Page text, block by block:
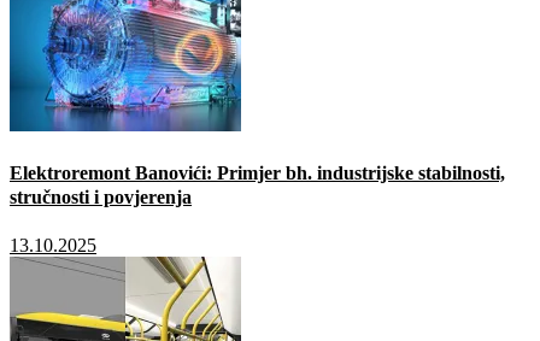
Elektroremont Banovići: Primjer bh. industrijske stabilnosti,
stručnosti i povjerenja
13.10.2025